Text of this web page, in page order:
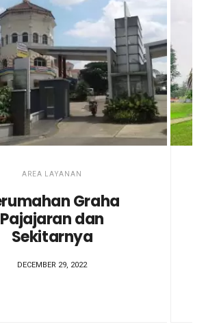
AREA LAYANAN
Graha
Pajajaran dan
Sekitarnya
DECEMBER 29, 2022